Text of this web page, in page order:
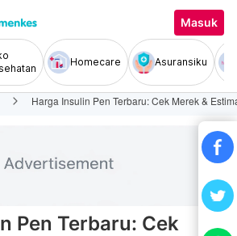
Masuk
Homecare Asuransiku
Harga Insulin Pen Terbaru: Cek Merek &
Pen Terbaru: Cek